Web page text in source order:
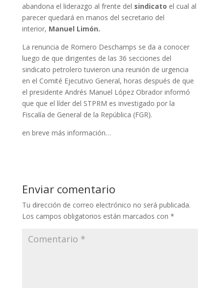
abandona el liderazgo al frente del sindicato el cual al
parecer quedará en manos del secretario del
interior, Manuel Limón.
La renuncia de Romero Deschamps se da a conocer
luego de que dirigentes de las 36 secciones del
sindicato petrolero tuvieron una reunión de urgencia
en el Comité Ejecutivo General, horas después de que
el presidente Andrés Manuel López Obrador informó
que que el líder del STPRM es investigado por la
Fiscalía de General de la República (FGR).
en breve más información…
Enviar comentario
Tu dirección de correo electrónico no será publicada.
Los campos obligatorios están marcados con *